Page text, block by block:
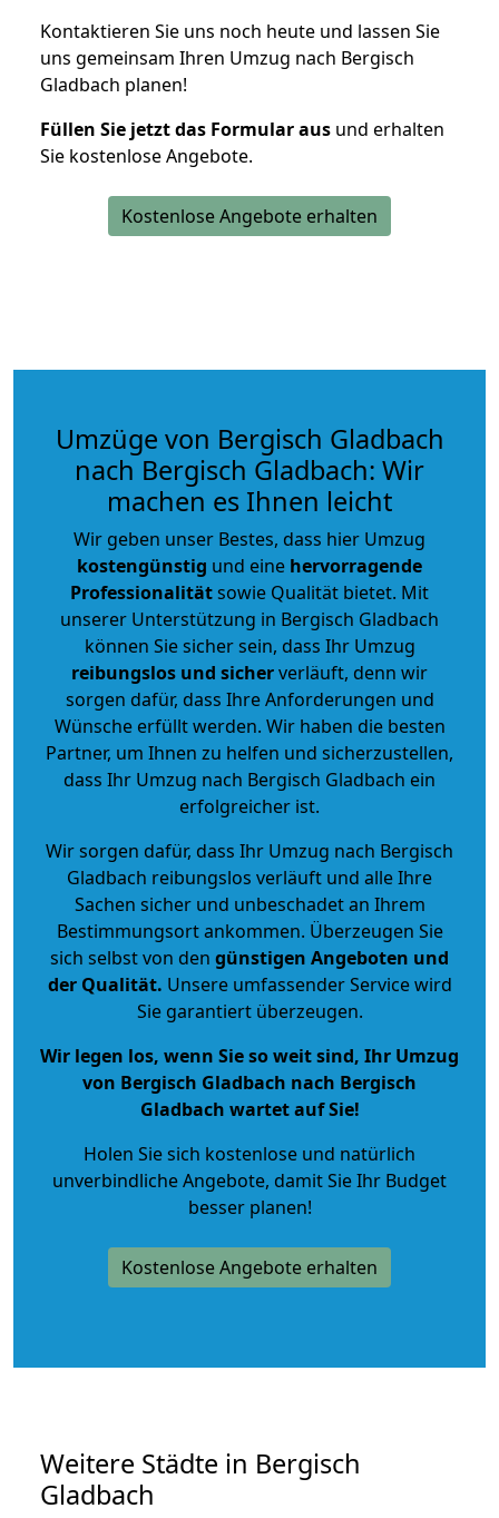
Kontaktieren Sie uns noch heute und lassen Sie
uns gemeinsam Ihren Umzug nach Bergisch
Gladbach planen!
Füllen Sie jetzt das Formular aus und erhalten
Sie kostenlose Angebote.
Kostenlose Angebote erhalten
Umzüge von Bergisch Gladbach
nach Bergisch Gladbach: Wir
machen es Ihnen leicht
Wir geben unser Bestes, dass hier Umzug
kostengünstig und eine hervorragende
Professionalitätsowie Qualität bietet. Mit
unserer Unterstützung in Bergisch Gladbach
können Sie sicher sein, dass Ihr Umzug
reibungslos und sicherverläuft, denn wir
sorgen dafür, dass Ihre Anforderungen und
Wünsche erfüllt werden. Wir haben die besten
Partner, um Ihnen zu helfen und sicherzustellen,
dass Ihr Umzug nach Bergisch Gladbach ein
erfolgreicher ist.
Wir sorgen dafür, dass Ihr Umzug nach Bergisch
Gladbach reibungslos verläuft und alle Ihre
Sachen sicher und unbeschadet an Ihrem
Bestimmungsort ankommen. Überzeugen Sie
sich selbst von den günstigen Angeboten und
der Qualität. Unsere umfassender Service wird
Sie garantiert überzeugen.
Wir legen los, wenn Sie so weit sind, Ihr Umzug
von Bergisch Gladbach nach Bergisch
Gladbach wartet auf Sie!
Holen Sie sich kostenlose und natürlich
unverbindliche Angebote, damit Sie Ihr Budget
besser planen!
Kostenlose Angebote erhalten
Weitere Städte in Bergisch
Gladbach